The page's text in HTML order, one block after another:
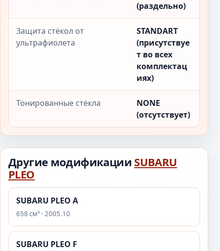
(раздельно)
Защита стёкол от
ультрафиолета
STANDART
(присутствуе
т во всех
комплектац
иях)
Тонированные стёкла
NONE
(отсутствует)
Другие модификации SUBARU
PLEO
SUBARU PLEO A
658 см³ · 2005.10
SUBARU PLEO F